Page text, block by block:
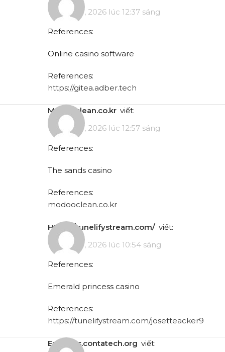
Tháng 5 7, 2026 lúc 12:37 sáng
References:
Online casino software
References:
https://gitea.adber.tech
modooclean.co.kr viết:
Tháng 5 7, 2026 lúc 12:57 sáng
References:
The sands casino
References:
modooclean.co.kr
https://tunelifystream.com/ viết:
Tháng 5 7, 2026 lúc 10:54 sáng
References:
Emerald princess casino
References:
https://tunelifystream.com/josetteacker9
empleos.contatech.org viết: